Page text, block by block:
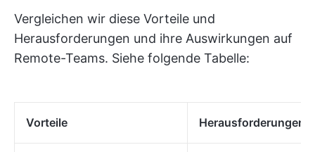
Vergleichen wir diese Vorteile und
Herausforderungen und ihre Auswirkungen auf
Remote-Teams. Siehe folgende Tabelle:
Vorteile Herausforderungen